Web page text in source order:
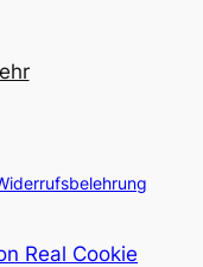
Real Cookie